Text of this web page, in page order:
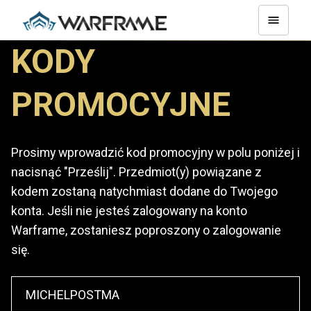
KODY
PROMOCYJNE
Prosimy wprowadzić kod promocyjny w polu poniżej i
nacisnąć "Prześlij". Przedmiot(y) powiązane z
kodem zostaną natychmiast dodane do Twojego
konta. Jeśli nie jesteś zalogowany na konto
Warframe, zostaniesz poproszony o zalogowanie
się.